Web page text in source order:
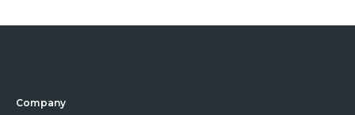
Company